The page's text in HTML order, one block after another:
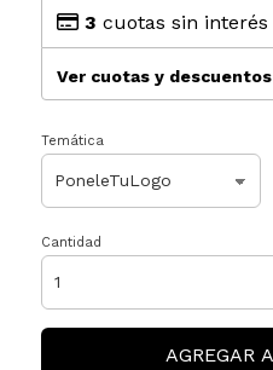
3 cuotas sin interés
Ver cuotas y descuentos
Temática
Cantidad
AGREGAR